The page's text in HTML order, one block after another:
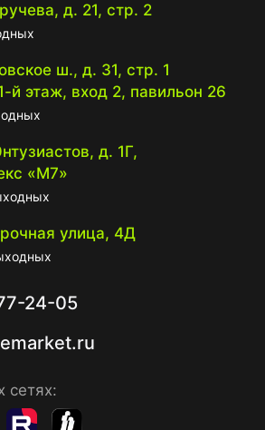
д. 21, стр. 2
ш., д. 31, стр. 1
й этаж, вход 2, павильон 26
д. 1Г,
«М7»
улица, 4Д
24-05
сетях: